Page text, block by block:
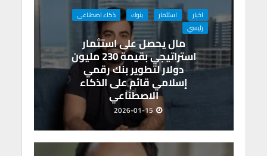
o
k
p
p اخبار استثمار بنوك
ذكاء اصطناعى
رئيسي
مال يحصل على استثمار
استراتيجي بقيمة 230 مليون
دولار لتطوير بنك رقمي
إسلامي قائم على الذكاء
الاصطناعي
2026-01-15